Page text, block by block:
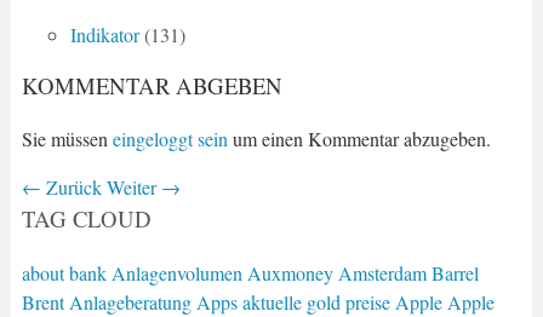
Indikator(131)
KOMMENTAR ABGEBEN
Sie müsseneingeloggt seinum einen Kommentar abzugeben.
← Zurück Weiter→
TAG CLOUD
about bank Anlagenvolumen Auxmoney Amsterdam Barrel
Brent Anlageberatung Apps aktuelle gold preise Apple Apple